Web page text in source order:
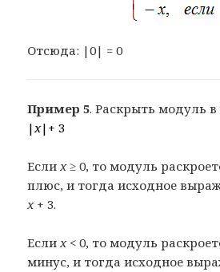
Отсюда: |0| = 0
Пример 5. Раскрыть модуль
|x|+ 3
Еслиx≥ 0, то модуль
плюс, и тогда исходное
x + 3.
Еслиx < 0, то модуль
минус, и тогда исходное